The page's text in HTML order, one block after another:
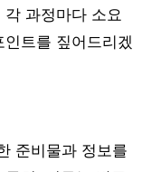
과정마다 소요
트를 짚어드리겠
준비물과 정보를